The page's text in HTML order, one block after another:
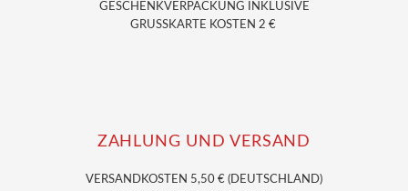
GESCHENKVERPACKUNG
INKLUSIVE
GRUSSKARTE KOSTEN 2 €
ZAHLUNG UND VERSAND
VERSANDKOSTEN 5,50 € (DEUTSCHLAND)